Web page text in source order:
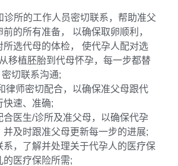
诊所的工作人员密切联系，帮助准父
的所有准备， 以确保取卵顺利，
所选代母的体检， 使代孕人配对选
移植胚胎到代母怀孕，每一步都替
切联系沟通;
律师密切配合，以确保准父母跟代
快速、准确;
合医生/诊所及准父母，以确保代孕
并及时跟准父母更新每一步的进展;
系，了解并处理关于代孕人的医疗保
的医疗保险所需;